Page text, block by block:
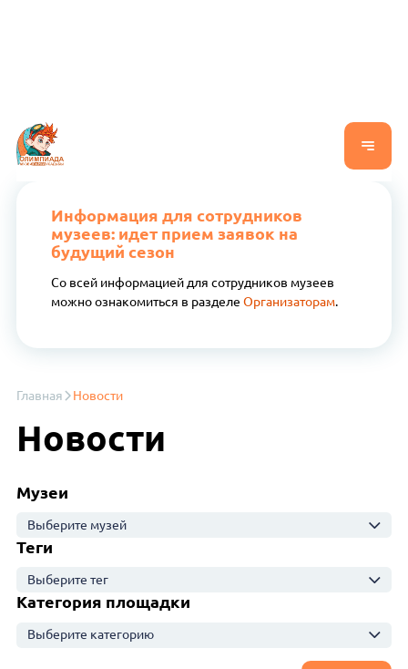
Информация для сотрудников
музеев: идет прием заявок на
будущий сезон
Со всей информацией для сотрудников музеев
можно ознакомиться в разделе Организаторам.
Главная Новости
Новости
Музеи
Выберите музей
Теги
Выберите тег
Категория площадки
Выберите категорию